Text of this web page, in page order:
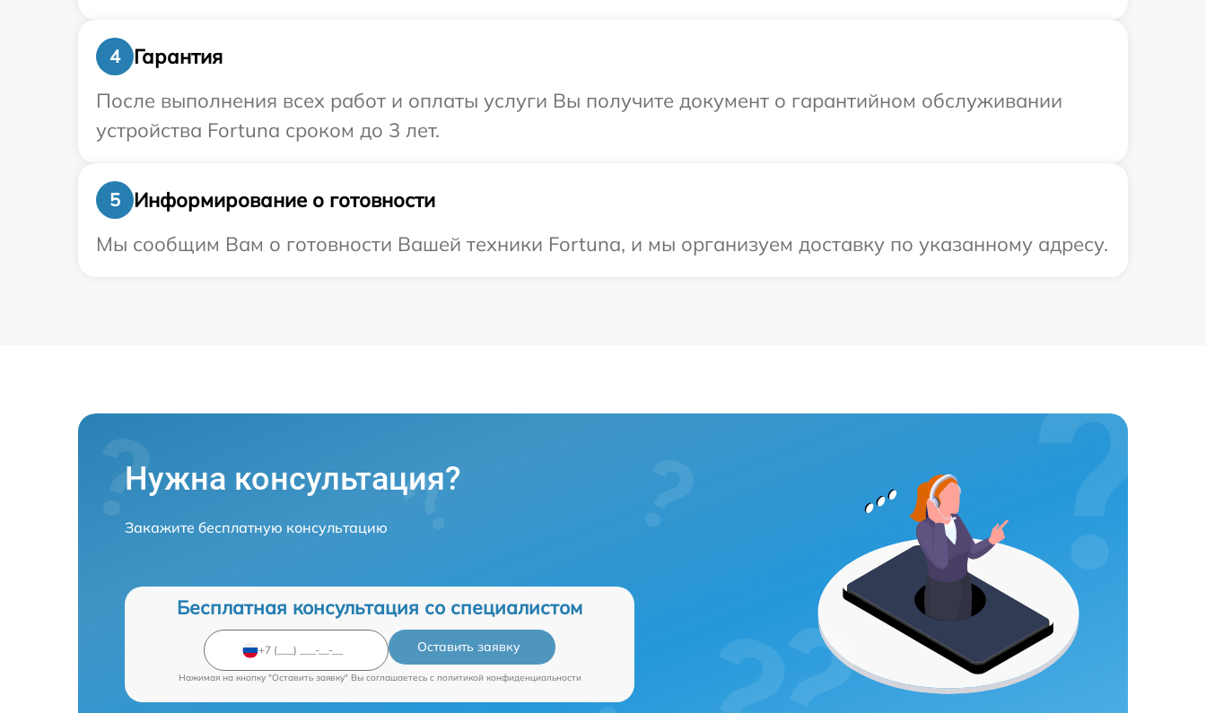
4
Гарантия
После выполнения всех работ и оплаты услуги Вы получите документ о гарантийном обслуживании
устройства Fortuna сроком до 3 лет.
5
Информирование о готовности
Мы сообщим Вам о готовности Вашей техники Fortuna, и мы организуем доставку по указанному адресу.
Нужна консультация?
Закажите бесплатную консультацию
Бесплатная консультация со специалистом
Оставить заявку
Нажимая на кнопку "Оставить заявку" Вы соглашаетесь c политикой конфиденциальности